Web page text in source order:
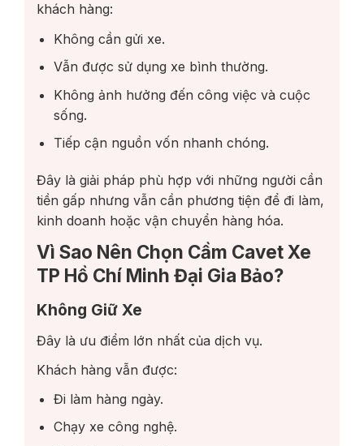
khách hàng:
Không cần gửi xe.
Vẫn được sử dụng xe bình thường.
Không ảnh hưởng đến công việc và cuộc
sống.
Tiếp cận nguồn vốn nhanh chóng.
Đây là giải pháp phù hợp với những người cần
tiền gấp nhưng vẫn cần phương tiện để đi làm,
kinh doanh hoặc vận chuyển hàng hóa.
Vì Sao Nên Chọn Cầm Cavet Xe
TP Hồ Chí Minh Đại Gia Bảo?
Không Giữ Xe
Đây là ưu điểm lớn nhất của dịch vụ.
Khách hàng vẫn được:
Đi làm hàng ngày.
Chạy xe công nghệ.